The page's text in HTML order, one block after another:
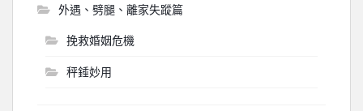
外遇、劈腿、離家失蹤篇
挽救婚姻危機
秤錘妙用